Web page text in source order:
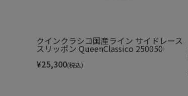
クインクラシコ国産ライン サイドレース
スリッポン QueenClassico 250050
¥25,300(税込)